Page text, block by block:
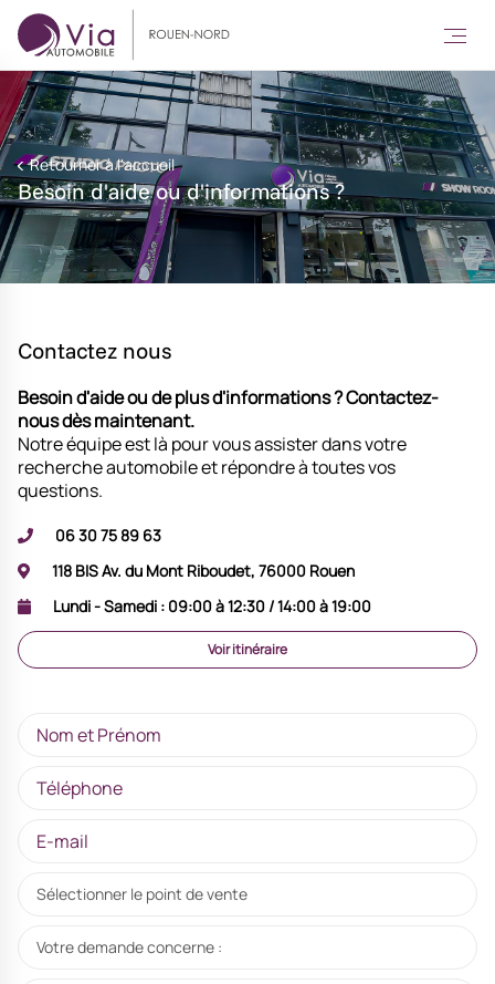
Retourner à l'accueil
Besoin d'aide ou d'informations ?
Contactez nous
Besoin d'aide ou de plus d'informations ?Contactez-
nous dès maintenant.
Notre équipe est là pour vous assister dans votre
recherche automobile et répondre à toutes vos
questions.
06 30 75 89 63
118 BIS Av. du Mont Riboudet, 76000 Rouen
Lundi - Samedi : 09:00 à 12:30 / 14:00 à 19:00
Voir itinéraire
Sélectionner le point de vente
Votre demande concerne :